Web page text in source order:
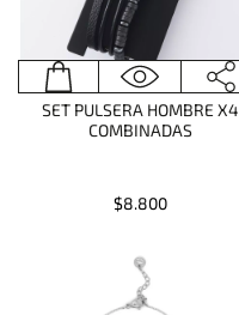
SET PULSERA HOMBRE X4
COMBINADAS
$8.800